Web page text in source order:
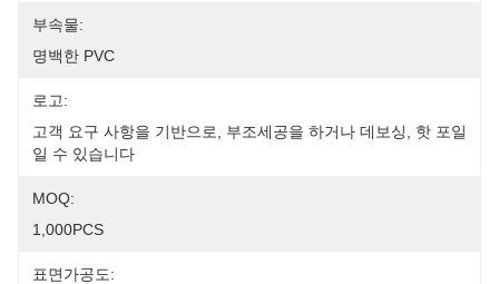
부속물:
명백한 PVC
로고:
고객 요구 사항을 기반으로, 부조세공을 하거나 데보싱, 핫 포일
일 수 있습니다
MOQ:
1,000PCS
표면가공도: